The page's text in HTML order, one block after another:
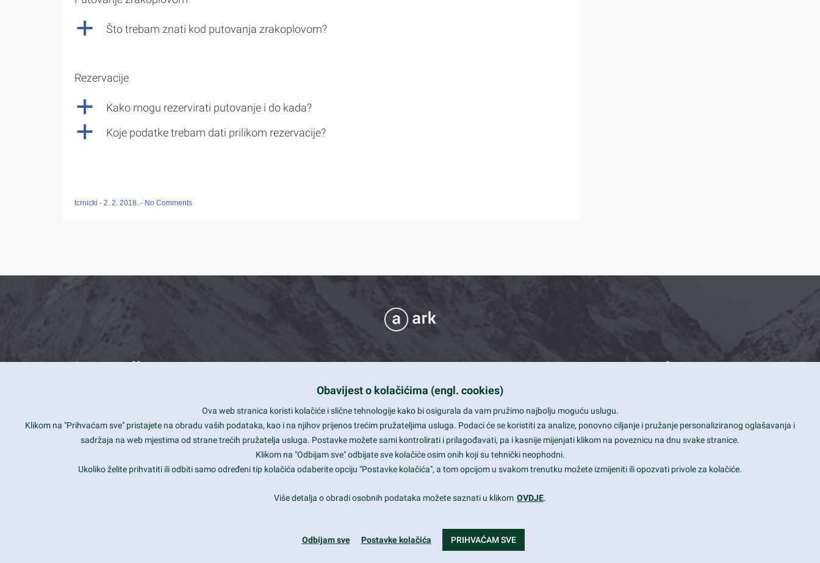
a Što trebam znati kod putovanja zrakoplovom?
Rezervacije
a Kako mogu rezervirati putovanje i do kada?
a Koje podatke trebam dati prilikom rezervacije?
tcrnicki - 2. 2. 2018. - No Comments
What we offer
Is your website user friendly?
Ark offers weekly stunning designs.
Why our customers love Ark?
Smart and beautiful design
Unlimited Eelements
Mobile ready
Contact Info
View, CA 94043
+1 650-253-0000
Daily: 9:00 am - 6:00 pm
Obavijest o kolačićima (engl. cookies)
Ova web stranica koristi kolačiće i slične tehnologije kako bi osigurala da vam pružimo najbolju moguću uslugu.
Klikom na "Prihvaćam sve" pristajete na obradu vaših podataka, kao i na njihov prijenos trećim pružateljima usluga. Podaci će se koristiti za analize, ponovno ciljanje i pružanje personaliziranog oglašavanja i
sadržaja na web mjestima od strane trećih pružatelja usluga. Postavke možete sami kontrolirati i prilagođavati, pa i kasnije mijenjati klikom na poveznicu na dnu svake stranice.
Klikom na "Odbijam sve" odbijate sve kolačiće osim onih koji su tehnički neophodni.
Ukoliko želite prihvatiti ili odbiti samo određeni tip kolačića odaberite opciju "Postavke kolačića", a tom opcijom u svakom trenutku možete izmijeniti ili opozvati privole za kolačiće.
Više detalja o obradi osobnih podataka možete saznati u klikom OVDJE.
Odbijam sve Postavke kolačića PRIHVAĆAM SVE